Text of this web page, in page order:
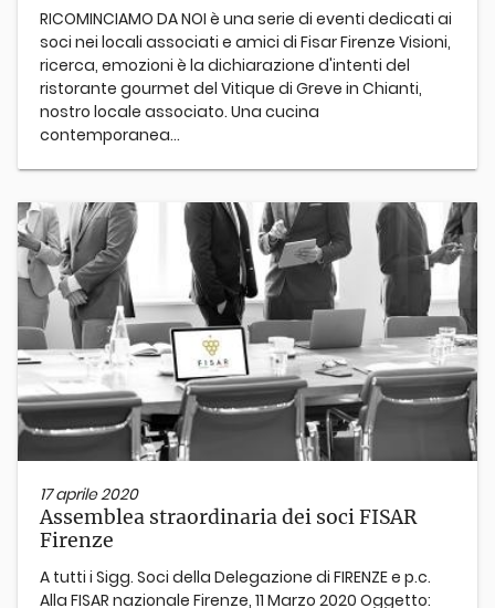
RICOMINCIAMO DA NOI è una serie di eventi dedicati ai
soci nei locali associati e amici di Fisar Firenze Visioni,
ricerca, emozioni è la dichiarazione d'intenti del
ristorante gourmet del Vitique di Greve in Chianti,
nostro locale associato. Una cucina
contemporanea...
17 aprile 2020
Assemblea straordinaria dei soci FISAR
Firenze
A tutti i Sigg. Soci della Delegazione di FIRENZE e p.c.
Alla FISAR nazionale Firenze, 11 Marzo 2020 Oggetto: